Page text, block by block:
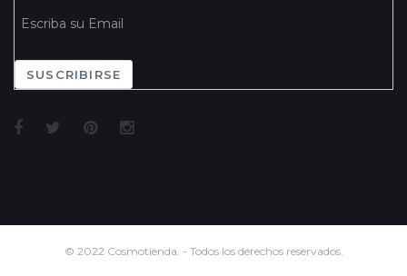
SUSCRIBIRSE
© 2022 Cosmotienda. - Todos los derechos reservados.